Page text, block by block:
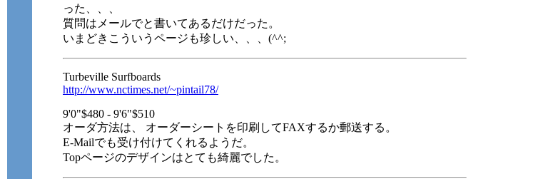
った、、、
質問はメールでと書いてあるだけだった。
いまどきこういうページも珍しい、、、(^^;
Turbeville Surfboards
http://www.nctimes.net/~pintail78/
9'0"$480 - 9'6"$510
オーダ方法は、 オーダーシートを印刷してFAXするか郵送する。
E-Mailでも受け付けてくれるようだ。
Topページのデザインはとても綺麗でした。